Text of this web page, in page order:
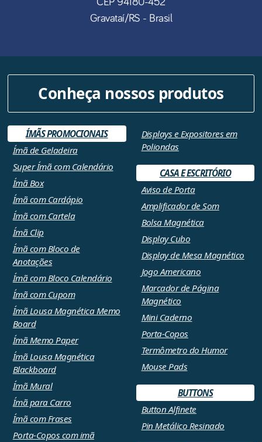
CEP 94180-452
Gravataí/RS - Brasil
Conheça nossos produtos
ÍMÃS PROMOCIONAIS
Ímã de Geladeira
Super Ímã com Calendário
Ímã Box
Ímã com Cardápio
Ímã com Cartela
Ímã Clip
Ímã com Bloco de
Anotações
Ímã com Bloco Calendário
Ímã com Cupom
Ímã Lousa Magnética Memo
Board
Ímã Memo Paper
Ímã Lousa Magnética
Blackboard
Ímã Mural
Ímã para Carro
Ímã com Frases
Porta-Copos com imã
Displays e Expositores em
Poliondas
CASA E ESCRITÓRIO
Aviso de Porta
Amplificador de Som
Bolsa Magnética
Display Cubo
Display de Mesa Magnético
Jogo Americano
Marcador de Página
Magnético
Mini Caderno
Porta-Copos
Termômetro do Humor
Mouse Pads
BUTTONS
Button Alfinete
Pin Metálico Resinado